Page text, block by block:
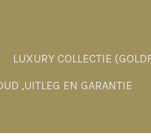
LUXURY COLLECTIE
,UITLEG EN GARANTIE